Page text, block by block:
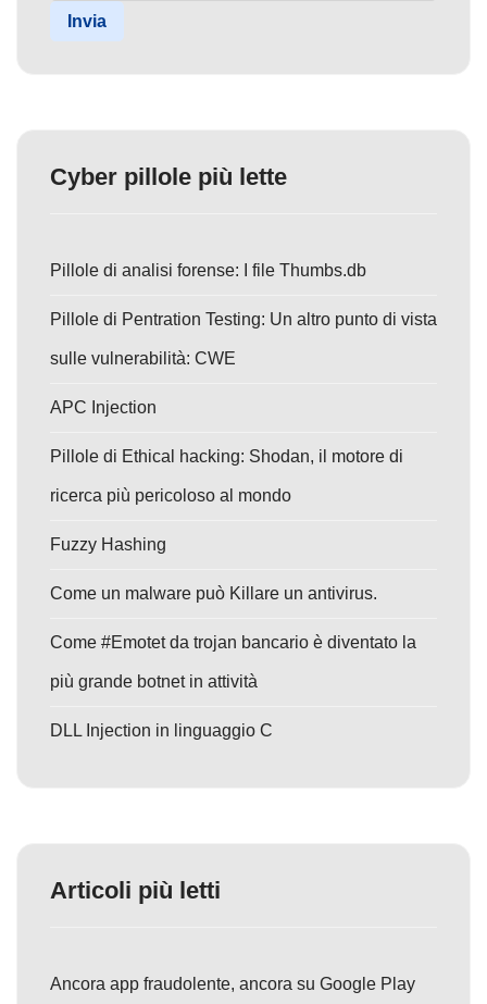
Invia
Cyber pillole più lette
Pillole di analisi forense: I file Thumbs.db
Pillole di Pentration Testing: Un altro punto di vista
sulle vulnerabilità: CWE
APC Injection
Pillole di Ethical hacking: Shodan, il motore di
ricerca più pericoloso al mondo
Fuzzy Hashing
Come un malware può Killare un antivirus.
Come #Emotet da trojan bancario è diventato la
più grande botnet in attività
DLL Injection in linguaggio C
Articoli più letti
Ancora app fraudolente, ancora su Google Play